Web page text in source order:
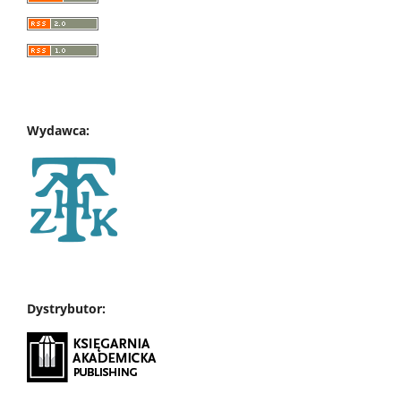
Wydawca:
Dystrybutor: